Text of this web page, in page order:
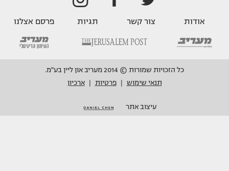
אודות צור קשר תגיות פרסם אצלנו
כל הזכויות שמורות © 2014 מעריב און ליין בע"מ.
תנאי שימוש
פרטיות ארכיון
עיצוב אתר